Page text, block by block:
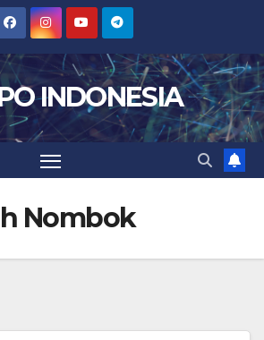
INDONESIA
Nombok